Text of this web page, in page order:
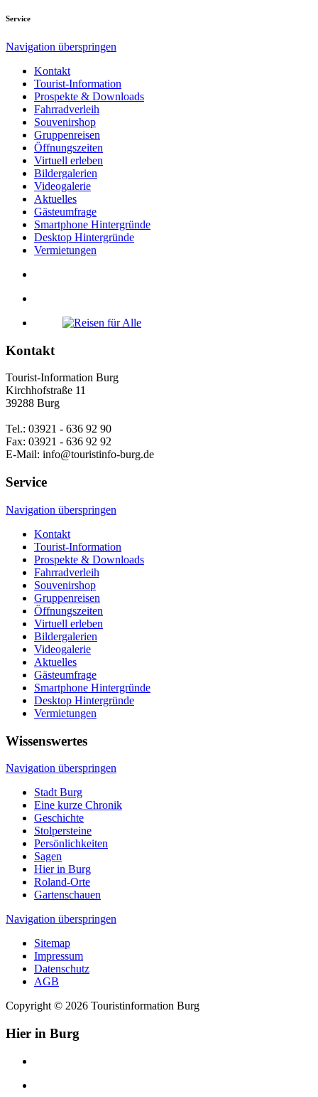
Service
Navigation überspringen
Kontakt
Tourist-Information
Prospekte & Downloads
Fahrradverleih
Souvenirshop
Gruppenreisen
Öffnungszeiten
Virtuell erleben
Bildergalerien
Videogalerie
Aktuelles
Gästeumfrage
Smartphone Hintergründe
Desktop Hintergründe
Vermietungen
Kontakt
Tourist-Information Burg
Kirchhofstraße 11
39288 Burg
Tel.: 03921 - 636 92 90
Fax: 03921 - 636 92 92
E-Mail: info@touristinfo-burg.de
Service
Navigation überspringen
Kontakt
Tourist-Information
Prospekte & Downloads
Fahrradverleih
Souvenirshop
Gruppenreisen
Öffnungszeiten
Virtuell erleben
Bildergalerien
Videogalerie
Aktuelles
Gästeumfrage
Smartphone Hintergründe
Desktop Hintergründe
Vermietungen
Wissenswertes
Navigation überspringen
Stadt Burg
Eine kurze Chronik
Geschichte
Stolpersteine
Persönlichkeiten
Sagen
Hier in Burg
Roland-Orte
Gartenschauen
Navigation überspringen
Sitemap
Impressum
Datenschutz
AGB
Copyright © 2026 Touristinformation Burg
Hier in Burg